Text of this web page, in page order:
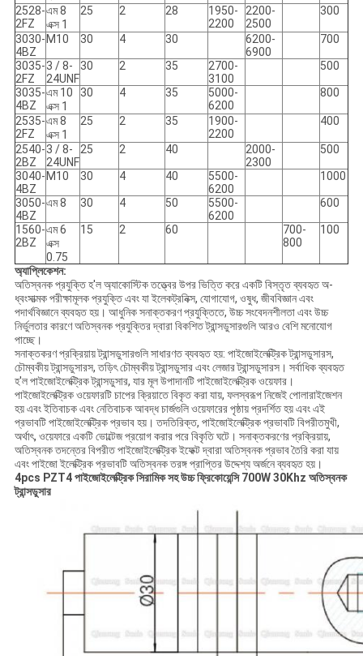
2528-
2FZ
এম 8
এক্স 1
25 2 28
1950-
2200
2200-
2500
300
3030-
4BZ
M10 30 4 30
6200-
6900
700
3035-
2FZ
3 / 8-
24UNF
30 2 35
2700-
3100
500
3035-
4BZ
এম 10
এক্স 1
30 4 35
5000-
6200
800
2535-
2FZ
এম 8
এক্স 1
25 2 35
1900-
2200
400
2540-
2BZ
3 / 8-
24UNF
25 2 40
2000-
2300
500
3040-
4BZ
M10 30 4 40
5500-
6200
1000
3050-
4BZ
এম 8 30 4 50
5500-
6200
600
1560-
2BZ
এম 6
এক্স
0.75
15 2 60
700-
800
100
অ্যাপ্লিকেশন:
অতিস্বনক প্রযুক্তি হ'ল অ্যাকোস্টিক তত্ত্বের উপর ভিত্তি করে একটি বিস্তৃত ব্যবহৃত অ-
ধ্বংসাত্মক পরীক্ষামূলক প্রযুক্তি এবং যা ইলেকট্রনিক্স, যোগাযোগ, ওষুধ, জীববিজ্ঞান এবং
পদার্থবিজ্ঞানে ব্যবহৃত হয়। আধুনিক সনাক্তকরণ প্রযুক্তিতে, উচ্চ সংবেদনশীলতা এবং উচ্চ
নির্ভুলতার কারণে অতিস্বনক প্রযুক্তির দ্বারা বিকশিত ট্রান্সডুসারগুলি আরও বেশি মনোযোগ
পাচ্ছে।
সনাক্তকরণ প্রক্রিয়ায় ট্রান্সডুসারগুলি সাধারণত ব্যবহৃত হয়: পাইজোইলেক্ট্রিক ট্রান্সডুসারস,
চৌম্বকীয় ট্রান্সডুসারস, তড়িৎ চৌম্বকীয় ট্রান্সডুসার এবং লেজার ট্রান্সডুসারস। সর্বাধিক ব্যবহৃত
হ'ল পাইজোইলেক্ট্রিক ট্রান্সডুসার, যার মূল উপাদানটি পাইজোইলেক্ট্রিক ওয়েফার।
পাইজোইলেক্ট্রিক ওয়েফারটি চাপের ক্রিয়াতে বিকৃত করা যায়, ফলস্বরূপ নিজেই পোলারাইজেশন
হয় এবং ইতিবাচক এবং নেতিবাচক আবদ্ধ চার্জগুলি ওয়েফারের পৃষ্ঠায় প্রদর্শিত হয় এবং এই
প্রভাবটি পাইজোইলেক্ট্রিক প্রভাব হয়। তদতিরিক্ত, পাইজোইলেক্ট্রিক প্রভাবটি বিপরীতমুখী,
অর্থাৎ, ওয়েফারে একটি ভোল্টেজ প্রয়োগ করার পরে বিকৃতি ঘটে। সনাক্তকরণের প্রক্রিয়ায়,
অতিস্বনক তদন্তের বিপরীত পাইজোইলেক্ট্রিক ইফেক্ট দ্বারা অতিস্বনক প্রভাব তৈরি করা যায়
এবং পাইজো ইলেক্ট্রিক প্রভাবটি অতিস্বনক তরঙ্গ প্রাপ্তির উদ্দেশ্য অর্জনে ব্যবহৃত হয়।
4pcs PZT4 পাইজোইলেক্ট্রিক সিরামিক সহ উচ্চ ফ্রিকোয়েন্সি 700W 30Khz অতিস্বনক
ট্রান্সডুসার